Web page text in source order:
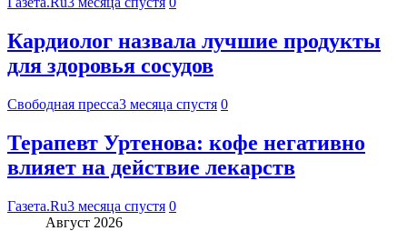
Кардиолог назвала лучшие продукты
для здоровья сосудов
Свободная пресса3 месяца спустя 0
Терапевт Уртенова: кофе негативно
влияет на действие лекарств
Газета.Ru3 месяца спустя 0
Август 2026